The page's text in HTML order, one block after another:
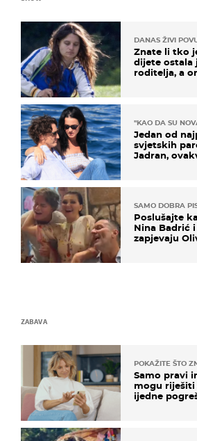
DANAS ŽIVI
Znate li tko
dijete ostala
roditelja, a
"KAO DA SU
Jedan od
svjetskih
Jadran,
SAMO DOBRA
Poslušajte
Nina Badrić
zapjevaju
ZABAVA
POKAŽITE ŠTO
Samo pravi
mogu riješiti
ijedne